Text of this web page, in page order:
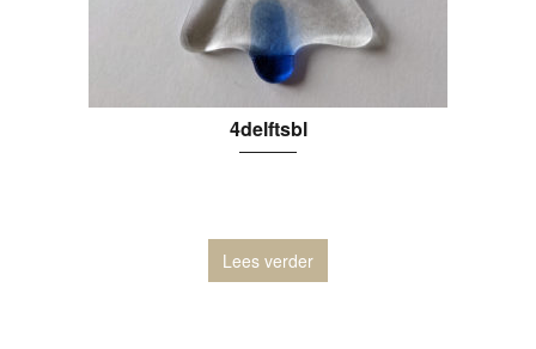
4delftsbl
Lees verder